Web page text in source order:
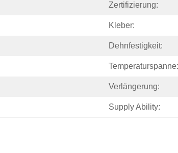
Zertifizierung:
Kleber:
Dehnfestigkeit:
Temperaturspanne:
Verlängerung:
Supply Ability: